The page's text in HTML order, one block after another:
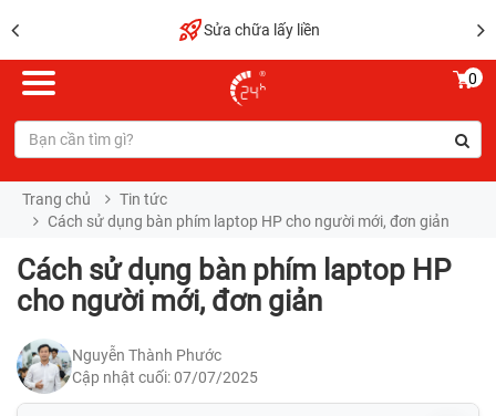
Sửa chữa lấy liền
0
Trang chủ
Tin tức
Cách sử dụng bàn phím laptop HP cho người mới, đơn giản
Cách sử dụng bàn phím laptop HP
cho người mới, đơn giản
Nguyễn Thành Phước
Cập nhật cuối: 07/07/2025